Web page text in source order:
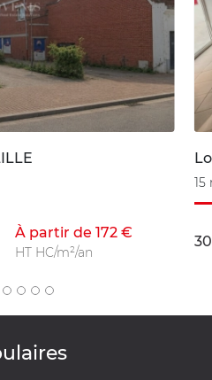
À partir de 172 €
HT HC/m²/an
15